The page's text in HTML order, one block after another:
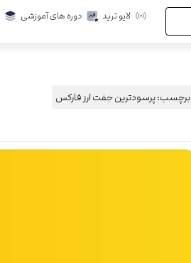
لایو ترید دوره های آموزشی
برچسب: پرسودترین جفت ارز فارکس